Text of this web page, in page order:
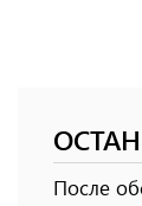
После